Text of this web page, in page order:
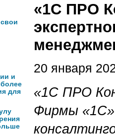
и
для
«1С ПРО
20 января
«1С ПРО
Фирмы «1С»